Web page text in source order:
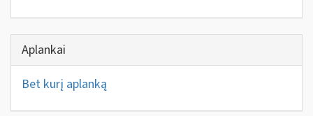
Aplankai
Bet kurį aplanką